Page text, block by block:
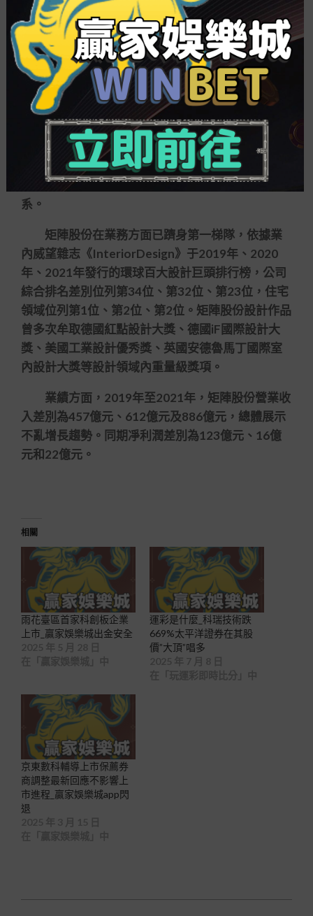
5月13日承受創業板IPO審議的矩陣股份，重要
從事空間設計與軟裝陳列業務，重要辦事的項目種
百 家 娛樂 城別為住宅地產的售樓處、樣板間等空間
領域。在非住宅領域，公司緊隨國家與產業的政策
導向與成長趨勢，業務包含辦公、旅店、教育、康
養、文化場館等業態領域。
與此同時，矩陣股份與華潤置地、陽光城、旭
輝控股、金地集團、綠城中國、融創中國、萬科等
眾多內地一線房地產企業創設了歷久不亂的配合關
系。
矩陣股份在業務方面已躋身第一梯隊，依據業
內威望雜志《InteriorDesign》于2019年、2020
年、2021年發行的環球百大設計巨頭排行榜，公司
綜合排名差別位列第34位、第32位、第23位，住宅
領域位列第1位、第2位、第2位。矩陣股份設計作品
曾多次牟取德國紅點設計大獎、德國iF國際設計大
獎、美國工業設計優秀獎、英國安德魯馬丁國際室
內設計大獎等設計領域內重量級獎項。
業績方面，2019年至2021年，矩陣股份營業收
入差別為457億元、612億元及886億元，總體展示
不亂增長趨勢。同期凈利潤差別為123億元、16億
元和22億元。
相關
雨花臺區首家科創板企業
上市_贏家娛樂城出金安全
運彩是什麼_科瑞技術跌
669%太平洋證券在其股
價”大頂”唱多
京東數科輔導上市保薦券
商調整最新回應不影響上
市進程_贏家娛樂城app閃
退